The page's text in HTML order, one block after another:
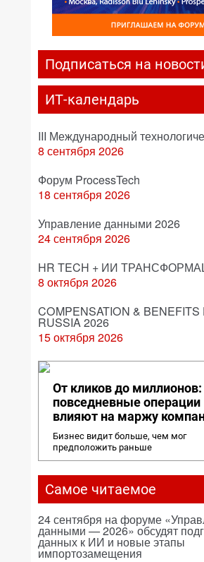
Подписаться на
ИТ-календарь
III Международный
8 сентября 2026
Форум ProcessTech
18 сентября 2026
Управление данными 2026
24 сентября 2026
HR TECH + ИИ
8 октября 2026
COMPENSATION & BENEFITS
RUSSIA 2026
15 октября 2026
От кликов до миллионов:
повседневные операции
влияют на маржу
Бизнес видит больше, чем мог
предположить раньше
Самое читаемое
24 сентября на форуме
данными — 2026» обсудят
данных к ИИ и новые этапы
импортозамещения